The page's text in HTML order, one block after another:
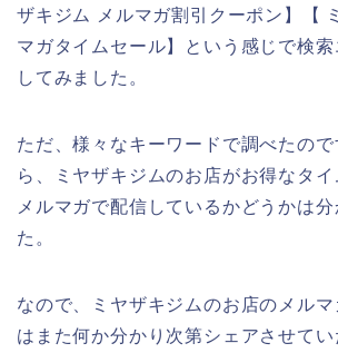
ザキジム メルマガ割引クーポン】【
マガタイムセール】という感じで検
してみました。
ただ、様々なキーワードで調べたの
ら、ミヤザキジムのお店がお得なタ
メルマガで配信しているかどうかは
た。
なので、ミヤザキジムのお店のメルマ
はまた何か分かり次第シェアさせて